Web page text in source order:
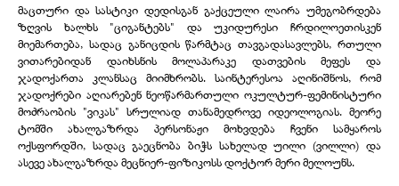
მაცთური და სასტიკი დედისგან გაქცეული ლაირა უმეგობრდება
ზღვის ხალხს "ციგანტებს" და უკიდურესი ჩრდილოეთისკენ
მიემართება, სადაც განიცდის წარმტაც თავგადასავლებს, რთული
ვითარებიდან დაიხსნის მოლაპარაკე დათვების მეფეს და
ჯადოქართა კლანსაც მიიმხრობს. საინტერესოა აღინიშნოს, რომ
ჯადოქრები აღიარებენ ნეოწარმართული ოკულტურ-ფემინისტური
მოძრაობის "ვიკას" სრულიად თანამედროვე იდეოლოგიას. მეორე
ტომში ახალგაზრდა პერსონაჟი მოხვდება ჩვენი სამყაროს
ოქსფორდში, სადაც გაეცნობა ბიჭს სახელად უილი (ვილლი) და
ასევე ახალგაზრდა მეცნიერ-ფიზიკოსს დოქტორ მერი მელოუნს.